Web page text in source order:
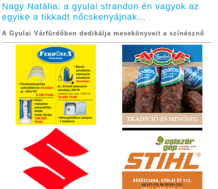
Nagy Natália: a gyulai strandon én vagyok az
egyike a tikkadt nőcskenyájnak...
A Gyulai Várfürdőben dedikálja mesekönyveit a színésznő